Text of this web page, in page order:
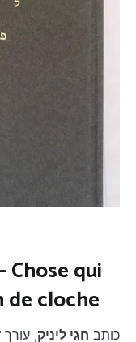
de cloche
כותב חגי ליניק, עורך